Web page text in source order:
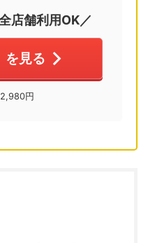
店舗利用OK／
を見る
円